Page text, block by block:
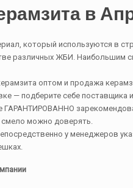
в
который используются в
различных ЖБИ. Наибольшим
оптом и продажа
— подберите себе поставщика
ГАРАНТИРОВАННО
можно доверять.
у менеджеров